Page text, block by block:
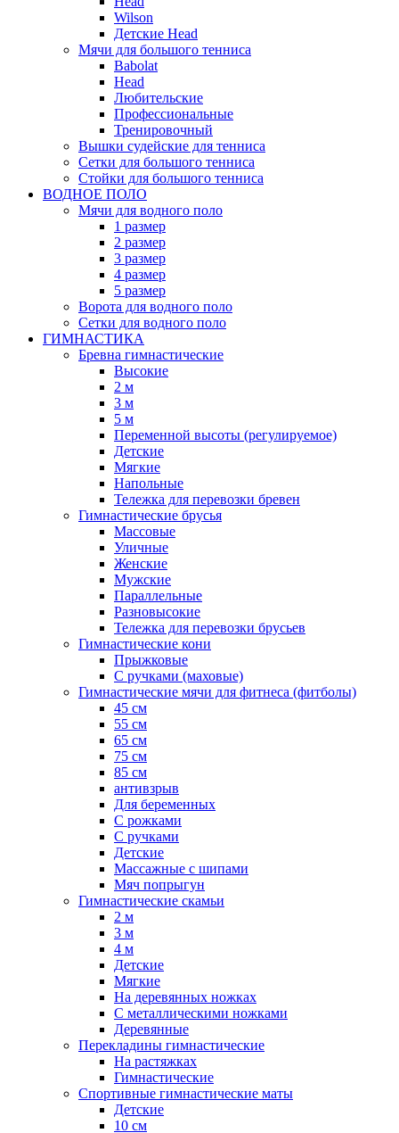
Wilson
Детские Head
Мячи для большого тенниса
Babolat
Head
Любительские
Профессиональные
Тренировочный
Вышки судейские для тенниса
Сетки для большого тенниса
Стойки для большого тенниса
ВОДНОЕ ПОЛО
Мячи для водного поло
1 размер
2 размер
3 размер
4 размер
5 размер
Ворота для водного поло
Сетки для водного поло
ГИМНАСТИКА
Бревна гимнастические
Высокие
2 м
3 м
5 м
Переменной высоты (регулируемое)
Детские
Мягкие
Напольные
Тележка для перевозки бревен
Гимнастические брусья
Массовые
Уличные
Женские
Мужские
Параллельные
Разновысокие
Тележка для перевозки брусьев
Гимнастические кони
Прыжковые
С ручками (маховые)
Гимнастические мячи для фитнеса (фитболы)
45 см
55 см
65 см
75 см
85 см
антивзрыв
Для беременных
С рожками
С ручками
Детские
Массажные с шипами
Мяч попрыгун
Гимнастические скамьи
2 м
3 м
4 м
Детские
Мягкие
На деревянных ножках
С металлическими ножками
Деревянные
Перекладины гимнастические
На растяжках
Гимнастические
Спортивные гимнастические маты
Детские
10 см